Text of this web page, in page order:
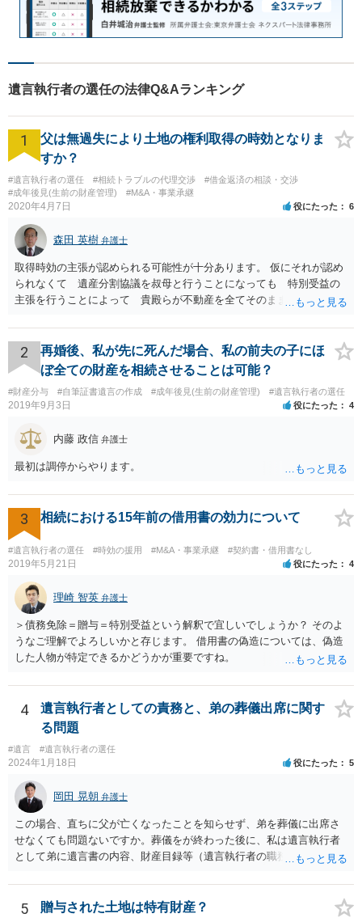
遺言執行者の選任の法律Q&Aランキング
1
父は無過失により土地の権利取得の時効となりま
すか？
#遺言執行者の選任 #相続トラブルの代理交渉
#借金返済の相談・交渉
#成年後見(生前の財産管理)
#M&A・事業承継
2020年4月7日 役にたった 6
森田 英樹 弁護士
取得時効の主張が認められる可能性が十分あります。 仮にそれが認め
られなくて 遺産分割協議を叔母と行うことになっても 特別受益の
主張を行うことによって 貴殿らが不動産を全てそのまま取得できる
2
再婚後、私が先に死んだ場合、私の前夫の子にほ
ぼ全ての財産を相続させることは可能？
#財産分与 #自筆証書遺言の作成 #成年後見(生前の財産管理) #遺言執行者の選任
2019年9月3日 役にたった 4
内藤 政信 弁護士
最初は調停からやります。
3 相続における15年前の借用書の効力について
#遺言執行者の選任 #時効の援用 #M&A・事業承継 #契約書・借用書なし
2019年5月21日 役にたった 4
理崎 智英 弁護士
＞債務免除＝贈与＝特別受益という解釈で宜しいでしょうか？ そのよ
うなご理解でよろしいかと存じます。 借用書の偽造については、偽造
した人物が特定できるかどうかが重要ですね。
4
遺言執行者としての責務と、弟の葬儀出席に関す
る問題
#遺言 #遺言執行者の選任
2024年1月18日 役にたった 5
岡田 晃朝 弁護士
この場合、直ちに父が亡くなったことを知らせず、弟を葬儀に出席さ
せなくても問題ないですか。葬儀をが終わった後に、私は遺言執行者
として弟に遺言書の内容、財産目録等（遺言執行者の職務）を知らせ
るかは喪主の自由です。 呼ばなくてもかまいません。 そもそも、そう
いう法律関係にありません。 遺言の内容と遺産の総額の通知、公正証
5 贈与された土地は特有財産？